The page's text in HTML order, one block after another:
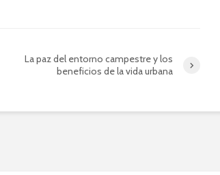
La paz del entorno campestre y los
beneficios de la vida urbana